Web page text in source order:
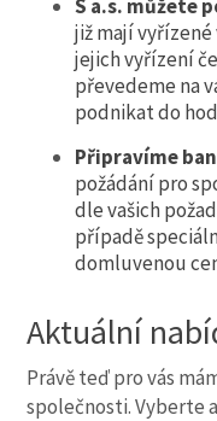
S a.s. můžete
již mají
jejich vyřízení
převedeme na
podnikat do
Připravíme
požádání pro
dle vašich
případě
domluvenou
Aktuální
Právě teď pro vás
společnosti. Vyberte